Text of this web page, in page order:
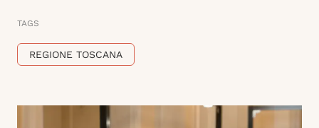
TAGS
REGIONE TOSCANA